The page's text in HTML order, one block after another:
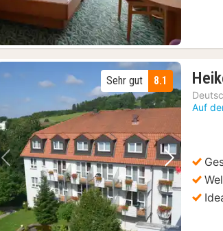
Vorheriges Bild
8.1
Sehr gut
Auf